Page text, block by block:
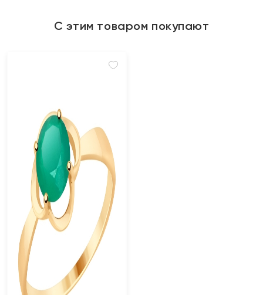
С этим товаром покупают